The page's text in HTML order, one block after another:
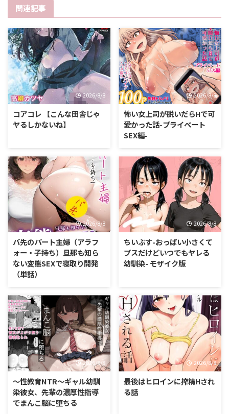
関連記事
2026/8/8
コアコレ 【こんな田舎じゃ
ヤるしかないね】
2026/8/8
怖い女上司が脱いだらHで可
愛かった話-プライベート
SEX編-
2026/8/8
バ先のパート主婦（アラフ
ォー・子持ち）旦那も知ら
ない変態SEXで寝取り開発
（単話）
2026/8/8
ちいぶす-おっぱい小さくて
ブスだけどいつでもヤレる
幼馴染- モザイク版
2026/8/8
〜性教育NTR〜ギャル幼馴
染彼女、先輩の濃厚性指導
でまんこ脳に堕ちる
2026/8/8
最後はヒロインに搾精Hされ
る話